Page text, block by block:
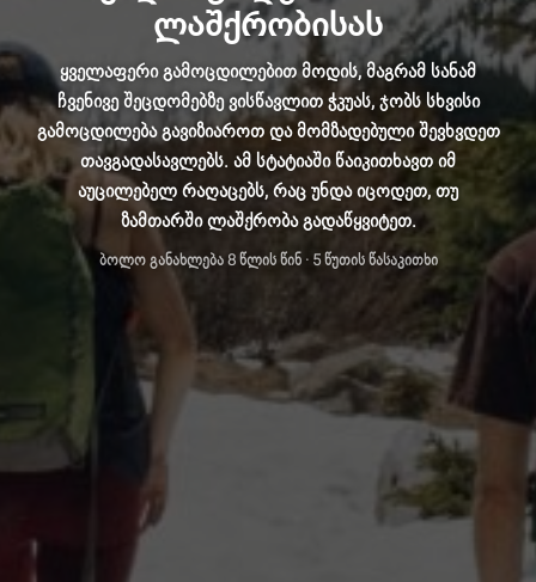
ლაშქრობისას
ყველაფერი გამოცდილებით მოდის, მაგრამ სანამ
ჩვენივე შეცდომებზე ვისწავლით ჭკუას, ჯობს სხვისი
გამოცდილება გავიზიაროთ და მომზადებული შევხვდეთ
თავგადასავლებს. ამ სტატიაში წაიკითხავთ იმ
აუცილებელ რაღაცებს, რაც უნდა იცოდეთ, თუ
ზამთარში ლაშქრობა გადაწყვიტეთ.
ბოლო განახლება 8 წლის წინ· 5 წუთის წასაკითხი